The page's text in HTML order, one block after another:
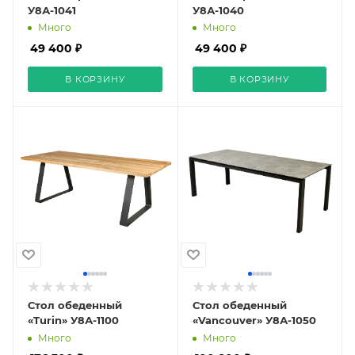
У8А-1041
Много
49 400 ₽
В КОРЗИНУ
У8А-1040
Много
49 400 ₽
В КОРЗИНУ
Стол обеденный
«Turin» У8А-1100
Много
Стол обеденный
«Vancouver» У8А-1050
Много